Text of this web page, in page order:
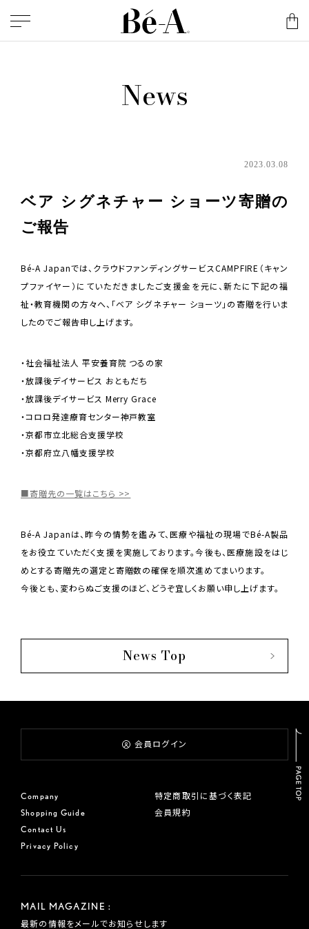
News
2023.03.08
ベア シグネチャー ショーツ寄贈の
ご報告
Bé-A Japanでは、クラウドファンディングサービスCAMPFIRE（キャン
プファイヤー）にていただきましたご支援金を元に、新たに下記の福
祉・教育機関の方々へ、「ベア シグネチャー ショーツ」の寄贈を行いま
したのでご報告申し上げます。
・社会福祉法人 平安養育院 つるの家
・放課後デイサービス おともだち
・放課後デイサービス Merry Grace
・コロロ発達療育センター神戸教室
・京都市立北総合支援学校
・京都府立八幡支援学校
■寄贈先の一覧はこちら >>
Bé-A Japanは、昨今の情勢を鑑みて、医療や福祉の現場でBé-A製品
をお役立ていただく支援を実施しております。今後も、医療施設をはじ
めとする寄贈先の選定と寄贈数の確保を順次進めてまいります。
今後とも、変わらぬご支援のほど、どうぞ宜しくお願い申し上げます。
News Top
Company
Shopping Guide
Contact Us
Privacy Policy
特定商取引に基づく表記
会員規約
MAIL MAGAZINE :
最新の情報をメールでお知らせします
会員ログイン